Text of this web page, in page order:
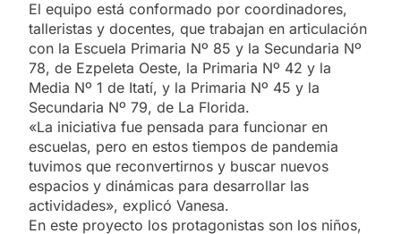
El equipo está conformado por coordinadores,
talleristas y docentes, que trabajan en articulación
con la Escuela Primaria Nº 85 y la Secundaria Nº
78, de Ezpeleta Oeste, la Primaria Nº 42 y la
Media Nº 1 de Itatí, y la Primaria Nº 45 y la
Secundaria Nº 79, de La Florida.
«La iniciativa fue pensada para funcionar en
escuelas, pero en estos tiempos de pandemia
tuvimos que reconvertirnos y buscar nuevos
espacios y dinámicas para desarrollar las
actividades», explicó Vanesa.
En este proyecto los protagonistas son los niños,